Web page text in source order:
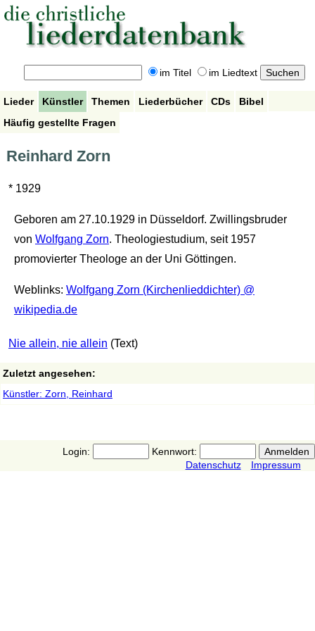
im Titel im Liedtext
Lieder Künstler Themen Liederbücher CDs
Bibel
Häufig gestellte Fragen
Reinhard Zorn
* 1929
Geboren am 27.10.1929 in Düsseldorf. Zwillingsbruder
von Wolfgang Zorn. Theologiestudium, seit 1957
promovierter Theologe an der Uni Göttingen.
Weblinks: Wolfgang Zorn (Kirchenlieddichter) @
wikipedia.de
Nie allein, nie allein (Text)
Zuletzt angesehen:
Künstler: Zorn, Reinhard
Login:
Kennwort:
Datenschutz
Impressum